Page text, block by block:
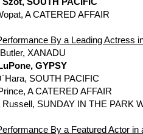
A CATERED AFFAIR
By a Leading Actress
XANADU
GYPSY
SOUTH PACIFIC
A CATERED AFFAIR
Russell, SUNDAY IN THE PARK
By a Featured Actor in